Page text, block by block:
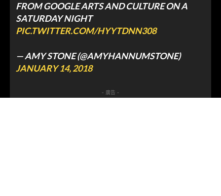
FROM GOOGLE ARTS AND CULTURE ON A
SATURDAY NIGHT
PIC.TWITTER.COM/HYYTDNN308
— AMY STONE (@AMYHANNUMSTONE)
JANUARY 14, 2018
- 廣告 -